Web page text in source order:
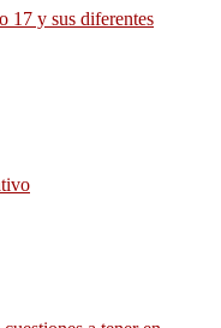
17 y sus diferentes